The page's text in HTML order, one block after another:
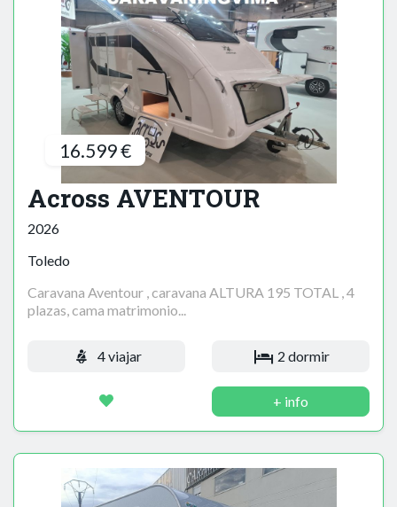
16.599 €
Across AVENTOUR
2026
Toledo
Caravana Aventour , caravana ALTURA 195 TOTAL , 4
plazas, cama matrimonio...
4 viajar 2 dormir
+ info